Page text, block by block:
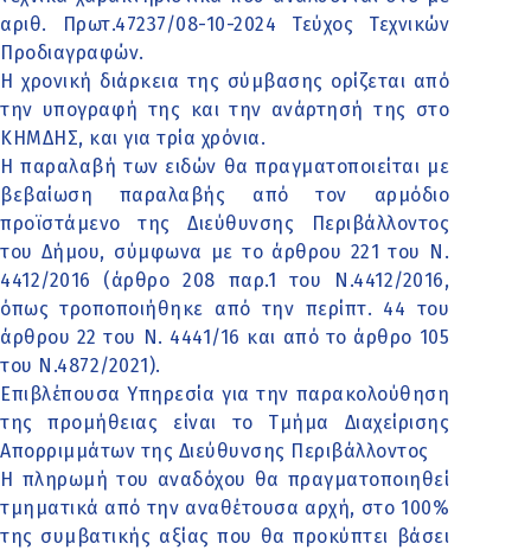
αριθ. Πρωτ.47237/08-10-2024 Τεύχος Τεχνικών
Προδιαγραφών.
Η χρονική διάρκεια της σύμβασης ορίζεται από
την υπογραφή της και την ανάρτησή της στο
ΚΗΜΔΗΣ, και για τρία χρόνια.
Η παραλαβή των ειδών θα πραγματοποιείται με
βεβαίωση παραλαβής από τον αρμόδιο
προϊστάμενο της Διεύθυνσης Περιβάλλοντος
του Δήμου, σύμφωνα με το άρθρου 221 του Ν.
4412/2016 (άρθρο 208 παρ.1 του Ν.4412/2016,
όπως τροποποιήθηκε από την περίπτ. 44 του
άρθρου 22 του Ν. 4441/16 και από το άρθρο 105
του Ν.4872/2021).
Επιβλέπουσα Υπηρεσία για την παρακολούθηση
της προμήθειας είναι το Τμήμα Διαχείρισης
Απορριμμάτων της Διεύθυνσης Περιβάλλοντος
Η πληρωμή του αναδόχου θα πραγματοποιηθεί
τμηματικά από την αναθέτουσα αρχή, στο 100%
της συμβατικής αξίας που θα προκύπτει βάσει